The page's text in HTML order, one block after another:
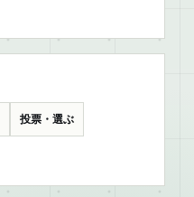
投票・選ぶ